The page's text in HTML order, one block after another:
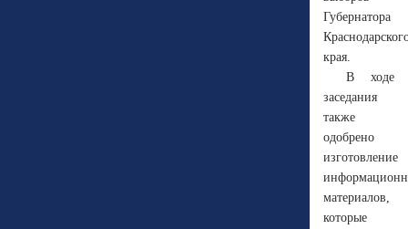
Губернатора
края.
В ходе
заседания
также
одобрено
изготовление
материалов,
которые